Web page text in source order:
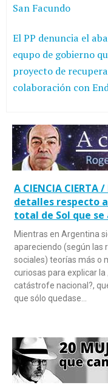
San Facundo
El PP denuncia el
equpo de gobierno
proyecto de
colaboración con
A CIENCIA CIERTA
detalles respecto
total de Sol que se
Mientras en Argentina
apareciendo (según las
sociales) teorías más o
curiosas para explicar la
catástrofe nacional?,
que sólo quedase…